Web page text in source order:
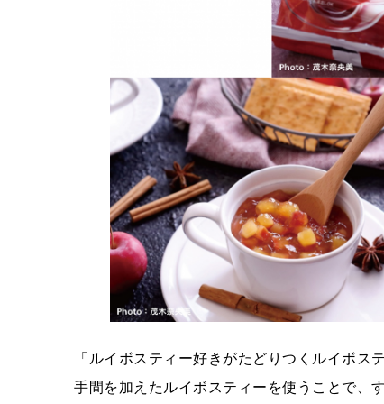
「ルイボスティー好きがたどりつくルイボ
手間を加えたルイボスティーを使うことで、